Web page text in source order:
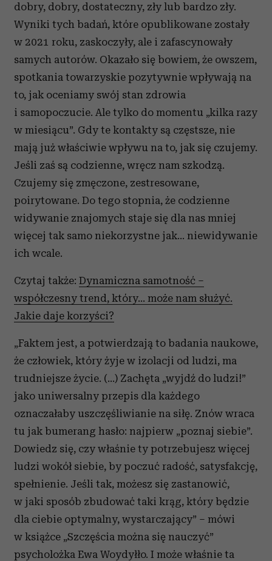
dobry, dobry, dostateczny, zły lub bardzo zły.
Wyniki tych badań, które opublikowane zostały
w 2021 roku, zaskoczyły, ale i zafascynowały
samych autorów. Okazało się bowiem, że owszem,
spotkania towarzyskie pozytywnie wpływają na
to, jak oceniamy swój stan zdrowia
i samopoczucie. Ale tylko do momentu „kilka razy
w miesiącu”. Gdy te kontakty są częstsze, nie
mają już właściwie wpływu na to, jak się czujemy.
Jeśli zaś są codzienne, wręcz nam szkodzą.
Czujemy się zmęczone, zestresowane,
poirytowane. Do tego stopnia, że codzienne
widywanie znajomych staje się dla nas mniej
więcej tak samo niekorzystne jak... niewidywanie
ich wcale.
Czytaj także: Dynamiczna samotność –
współczesny trend, który… może nam służyć.
Jakie daje korzyści?
„Faktem jest, a potwierdzają to badania naukowe,
że człowiek, który żyje w izolacji od ludzi, ma
trudniejsze życie. (...) Zachęta „wyjdź do ludzi!”
jako uniwersalny przepis dla każdego
oznaczałaby uszczęśliwianie na siłę. Znów wraca
tu jak bumerang hasło: najpierw „poznaj siebie”.
Dowiedz się, czy właśnie ty potrzebujesz więcej
ludzi wokół siebie, by poczuć radość, satysfakcję,
spełnienie. Jeśli tak, możesz się zastanowić,
w jaki sposób zbudować taki krąg, który będzie
dla ciebie optymalny, wystarczający” – mówi
w książce „Szczęścia można się nauczyć”
psycholożka Ewa Woydyłło. I może właśnie ta